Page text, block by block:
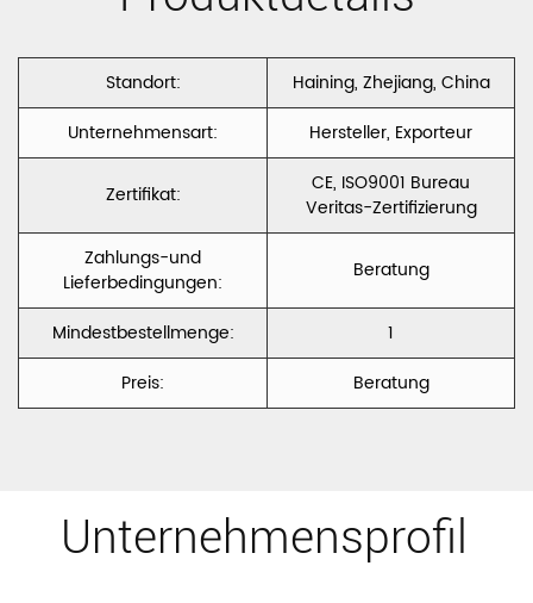
Strickunterseite
Farbic DALLAS
Standort:
Haining, Zhejiang, China
Unternehmensart:
Hersteller, Exporteur
Zertifikat:
CE, ISO9001 Bureau
Veritas-Zertifizierung
Zahlungs-und
Lieferbedingungen:
Beratung
Mindestbestellmenge:
1
Preis:
Beratung
Unternehmensprofil